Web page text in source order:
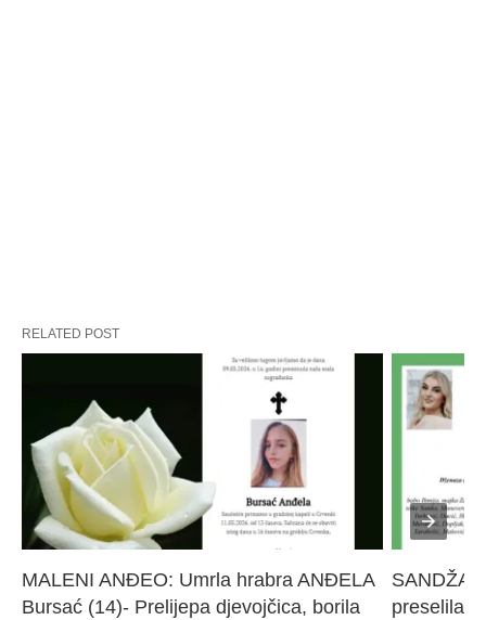
RELATED POST
MALENI ANĐEO: Umrla hrabra ANĐELA
Bursać (14)- Prelijepa djevojčica, borila
preselila